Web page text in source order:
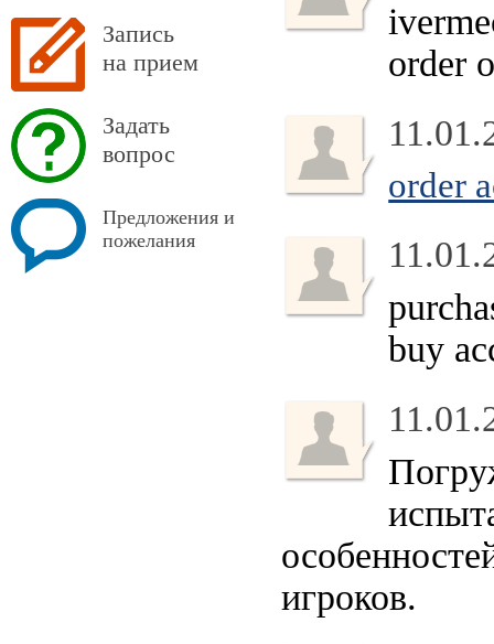
Запись
на прием
Задать
вопрос
Предложения и
пожелания
order
order
buy
игроков.